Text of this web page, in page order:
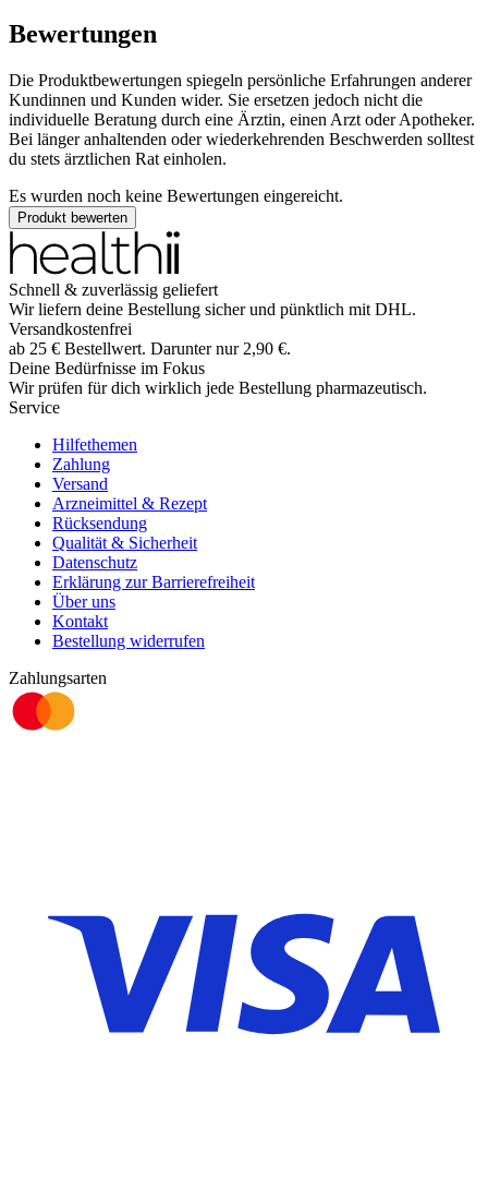
Bewertungen
Die Produktbewertungen spiegeln persönliche Erfahrungen anderer
Kundinnen und Kunden wider. Sie ersetzen jedoch nicht die
individuelle Beratung durch eine Ärztin, einen Arzt oder Apotheker.
Bei länger anhaltenden oder wiederkehrenden Beschwerden solltest
du stets ärztlichen Rat einholen.
Es wurden noch keine Bewertungen eingereicht.
Produkt bewerten
Schnell & zuverlässig geliefert
Wir liefern deine Bestellung sicher und pünktlich mit DHL.
Versandkostenfrei
ab 25 € Bestellwert. Darunter nur 2,90 €.
Deine Bedürfnisse im Fokus
Wir prüfen für dich wirklich jede Bestellung pharmazeutisch.
Service
Hilfethemen
Zahlung
Versand
Arzneimittel & Rezept
Rücksendung
Qualität & Sicherheit
Datenschutz
Erklärung zur Barrierefreiheit
Über uns
Kontakt
Bestellung widerrufen
Zahlungsarten